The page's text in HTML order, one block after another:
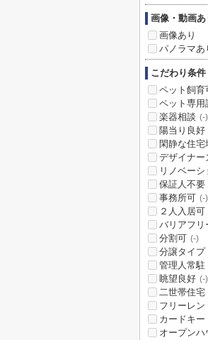
画像・動画あ
画像あり
パノラマあ
こだわり条件
ペット飼育
ペット専用
楽器相談 (-)
陽当り良好
閑静な住宅
デザイナー
リノベーシ
保証人不要
事務所可 (-)
２人入居可
バリアフリ
分割可 (-)
分譲タイプ
管理人常駐
眺望良好 (-)
二世帯住宅
フリーレン
カードキー
オープンハ